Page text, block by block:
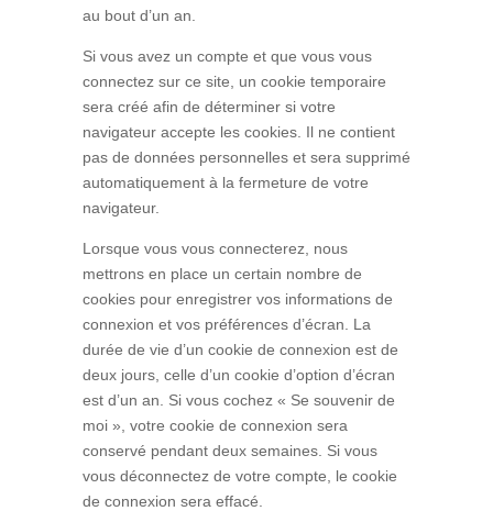
au bout d’un an.
Si vous avez un compte et que vous vous
connectez sur ce site, un cookie temporaire
sera créé afin de déterminer si votre
navigateur accepte les cookies. Il ne contient
pas de données personnelles et sera supprimé
automatiquement à la fermeture de votre
navigateur.
Lorsque vous vous connecterez, nous
mettrons en place un certain nombre de
cookies pour enregistrer vos informations de
connexion et vos préférences d’écran. La
durée de vie d’un cookie de connexion est de
deux jours, celle d’un cookie d’option d’écran
est d’un an. Si vous cochez « Se souvenir de
moi », votre cookie de connexion sera
conservé pendant deux semaines. Si vous
vous déconnectez de votre compte, le cookie
de connexion sera effacé.